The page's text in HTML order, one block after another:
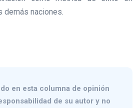
demás naciones.
en esta columna de opinión
de su autor y no